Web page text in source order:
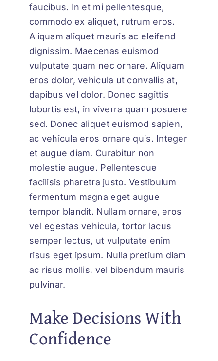
faucibus. In et mi pellentesque,
commodo ex aliquet, rutrum eros.
Aliquam aliquet mauris ac eleifend
dignissim. Maecenas euismod
vulputate quam nec ornare. Aliquam
eros dolor, vehicula ut convallis at,
dapibus vel dolor. Donec sagittis
lobortis est, in viverra quam posuere
sed. Donec aliquet euismod sapien,
ac vehicula eros ornare quis. Integer
et augue diam. Curabitur non
molestie augue. Pellentesque
facilisis pharetra justo. Vestibulum
fermentum magna eget augue
tempor blandit. Nullam ornare, eros
vel egestas vehicula, tortor lacus
semper lectus, ut vulputate enim
risus eget ipsum. Nulla pretium diam
ac risus mollis, vel bibendum mauris
pulvinar.
Make Decisions With
Confidence